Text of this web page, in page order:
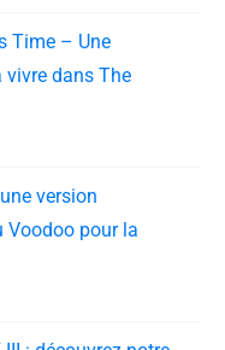
Time – Une
vivre dans The
version
Voodoo pour la